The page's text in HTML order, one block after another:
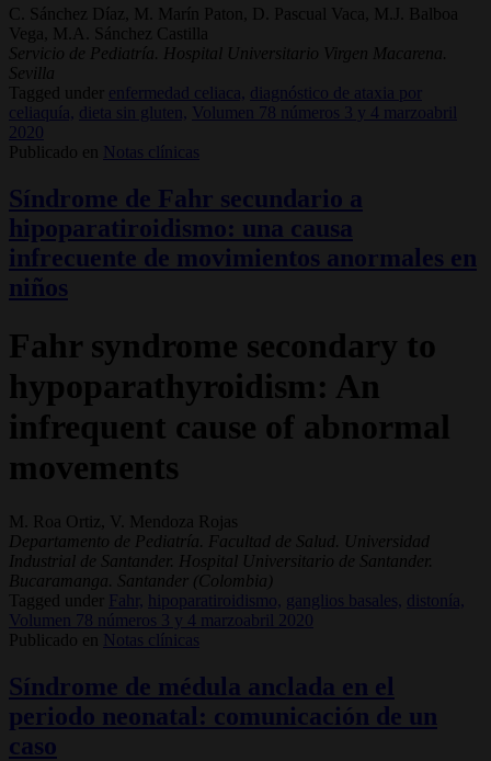
C. Sánchez Díaz, M. Marín Paton, D. Pascual Vaca, M.J. Balboa
Vega, M.A. Sánchez Castilla
Servicio de Pediatría. Hospital Universitario Virgen Macarena.
Sevilla
Tagged under
enfermedad celiaca, diagnóstico de ataxia por
celiaquía, dieta sin gluten,
Volumen 78 números 3 y 4 marzoabril
2020
Publicado en
Notas clínicas
Síndrome de Fahr secundario a
hipoparatiroidismo: una causa
infrecuente de movimientos anormales en
niños
Fahr syndrome secondary to
hypoparathyroidism: An
infrequent cause of abnormal
movements
M. Roa Ortiz, V. Mendoza Rojas
Departamento de Pediatría. Facultad de Salud. Universidad
Industrial de Santander. Hospital Universitario de Santander.
Bucaramanga. Santander (Colombia)
Tagged under
Fahr, hipoparatiroidismo, ganglios basales, distonía,
Volumen 78 números 3 y 4 marzoabril 2020
Publicado en
Notas clínicas
Síndrome de médula anclada en el
periodo neonatal: comunicación de un
caso